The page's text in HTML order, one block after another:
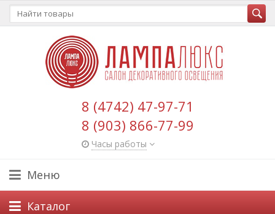
8 (4742) 47-97-71
8 (903) 866-77-99
Часы работы
Меню
Каталог